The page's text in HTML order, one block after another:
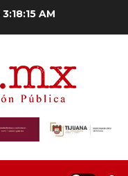
3:18:15 AM